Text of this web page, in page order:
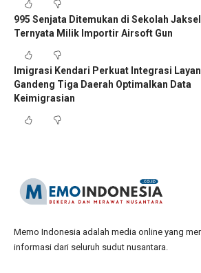
995 Senjata Ditemukan di Sekolah
Ternyata Milik Importir Airsoft Gun
Imigrasi Kendari Perkuat Integrasi
Gandeng Tiga Daerah Optimalkan Data
Keimigrasian
Memo Indonesia adalah media online yang
informasi dari seluruh sudut nusantara.